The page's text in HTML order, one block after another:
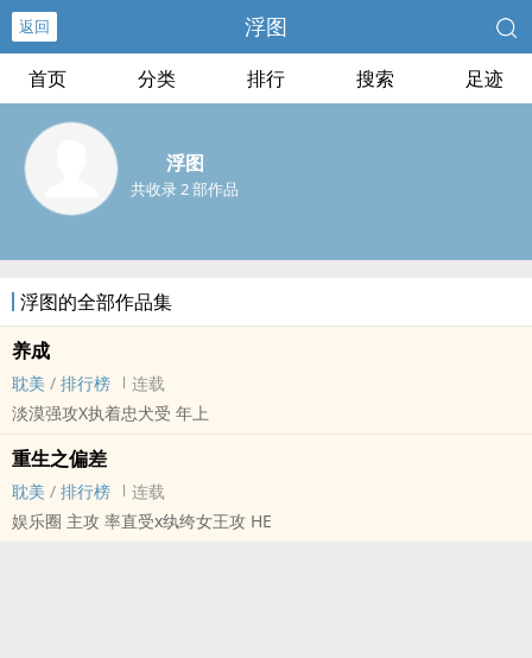
返回 浮图
首页 分类 排行 搜索 足迹
浮图
共收录 2 部作品
浮图的全部作品集
养成
耽美 / 排行榜
连载
淡漠强攻X执着忠犬受 年上
重生之偏差
耽美 / 排行榜
连载
娱乐圈 主攻 率直受x纨绔女王攻 HE